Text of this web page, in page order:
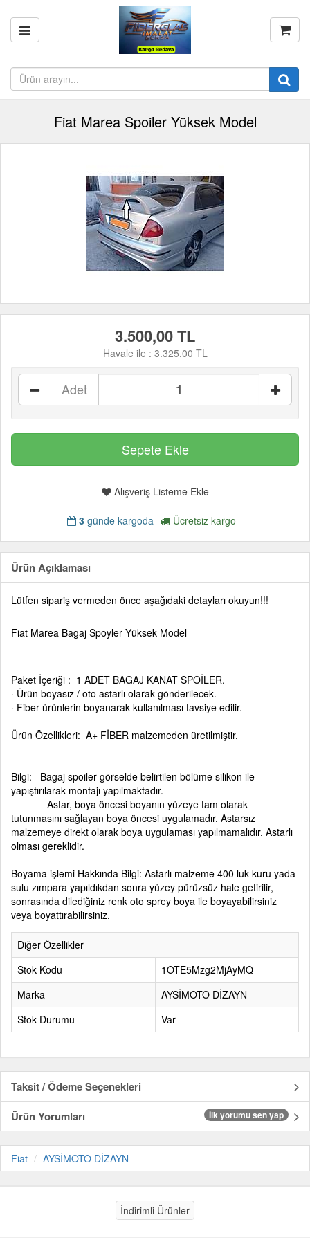
Fiat Marea Spoiler Yüksek Model
3.500,00 TL
Havale ile : 3.325,00 TL
Adet
Alışveriş Listeme Ekle
3 günde kargoda Ücretsiz kargo
Ürün Açıklaması
Lütfen sipariş vermeden önce aşağıdaki detayları okuyun!!!
Fiat Marea Bagaj Spoyler Yüksek Model
Paket İçeriği : 1 ADET BAGAJ KANAT SPOİLER.
· Ürün boyasız / oto astarlı olarak gönderilecek.
· Fiber ürünlerin boyanarak kullanılması tavsiye edilir.
Ürün Özellikleri: A+ FİBER malzemeden üretilmiştir.
Bilgi: Bagaj spoiler görselde belirtilen bölüme silikon ile
yapıştırılarak montajı yapılmaktadır.
Astar, boya öncesi boyanın yüzeye tam olarak
tutunmasını sağlayan boya öncesi uygulamadır. Astarsız
malzemeye direkt olarak boya uygulaması yapılmamalıdır. Astarlı
olması gereklidir.
Boyama işlemi Hakkında Bilgi: Astarlı malzeme 400 luk kuru yada
sulu zımpara yapıldıkdan sonra yüzey pürüzsüz hale getirilir,
sonrasında dilediğiniz renk oto sprey boya ile boyayabilirsiniz
veya boyattırabilirsiniz.
Diğer Özellikler
Stok Kodu
1OTE5Mzg2MjAyMQ
Marka
AYSİMOTO DİZAYN
Stok Durumu
Var
Taksit / Ödeme Seçenekleri
Ürün Yorumları
İlk yorumu sen yap
Fiat AYSİMOTO DİZAYN
İndirimli Ürünler